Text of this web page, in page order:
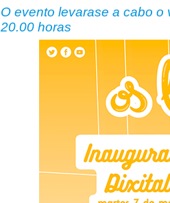
O evento levarase a cabo o
20.00 horas